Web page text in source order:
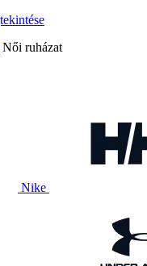
Női ruházat
Nike